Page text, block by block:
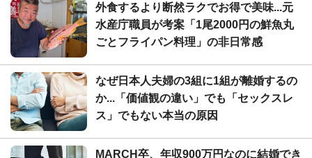
外食するより断然ラクでお得で美味...元
水産庁職員が考案「1尾2000円の鮮魚丸
ごとフライパン料理」の非日常感
なぜ日本人夫婦の3組に1組が離婚するの
か...「価値観の違い」でも「セックスレ
ス」でもない本当の原因
MARCH卒、年収900万円なのに結婚でき